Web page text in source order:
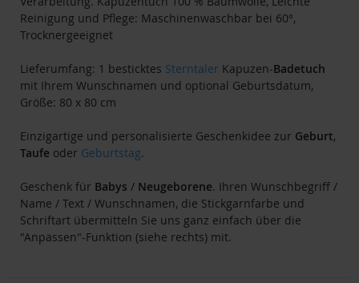
Reinigung und Pflege: Maschinenwaschbar bei 60°,
Trocknergeeignet
Lieferumfang: 1 besticktes Sterntaler Kapuzen-Badetuch
mit Ihrem Wunschnamen und optional Geburtsdatum,
Größe: 80 x 80 cm
Einzigartige und personalisierte Geschenkidee zur Geburt,
Taufe oder Geburtstag.
Geschenk für Babys / Neugeborene. Ihren Wunschbegriff /
Name / Text / Wunschnamen, die Stickgarnfarbe und
Schriftart übermitteln Sie uns ganz einfach über die
"Anpassen"-Funktion (siehe rechts) mit.